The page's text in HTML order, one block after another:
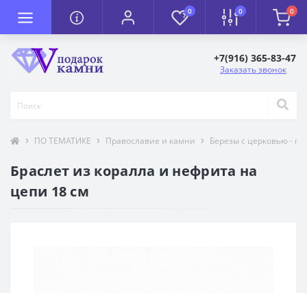
0 0 0
+7(916) 365-83-47
Заказать звонок
ПО ТЕМАТИКЕ Православие и камни Березы с церковью -
Браслет из коралла и нефрита на
цепи 18 см